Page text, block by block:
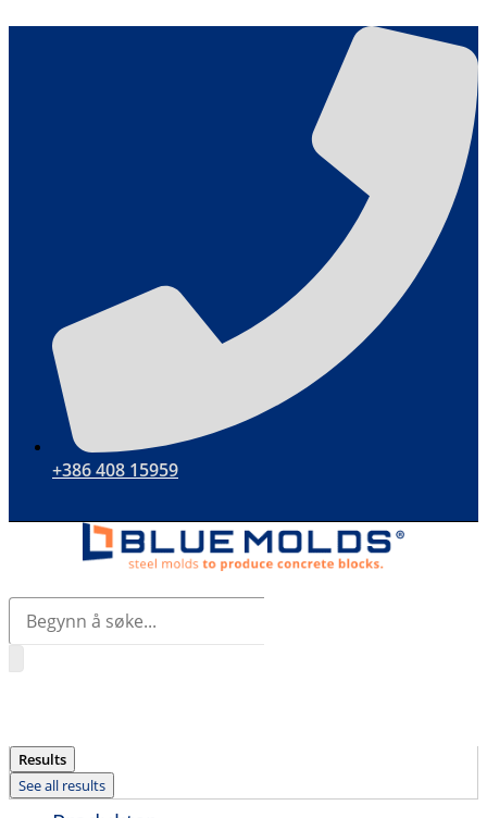
+386 408 15959
Search
Results
See all results